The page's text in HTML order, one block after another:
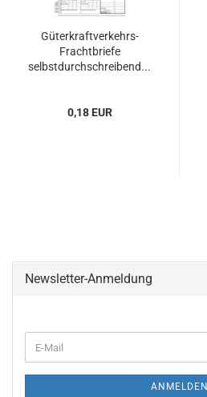
Güterkraftverkehrs-
Frachtbriefe
selbstdurchschreibend...
0,18 EUR
Newsletter-Anmeldung
ANMELDEN